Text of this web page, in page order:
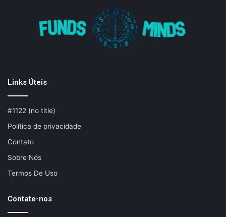
Links Úteis
#1122 (no title)
Política de privacidade
Contato
Sobre Nós
Termos De Uso
Contate-nos